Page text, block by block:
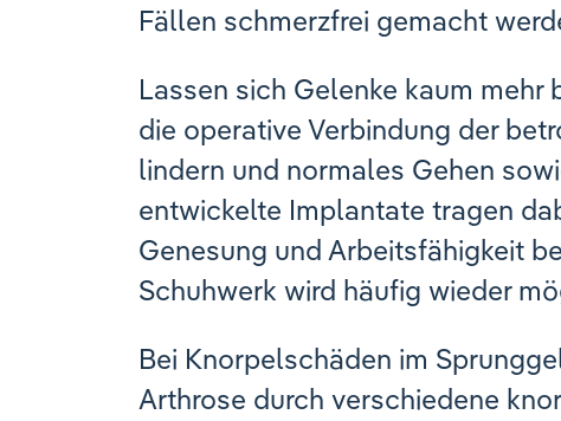
Fällen schmerzfrei gemacht
Lassen sich Gelenke kaum mehr
die operative Verbindung der
lindern und normales Gehen
entwickelte Implantate tragen
Genesung und Arbeitsfähigkeit
Schuhwerk wird häufig wieder
Bei Knorpelschäden im
Arthrose durch verschiedene